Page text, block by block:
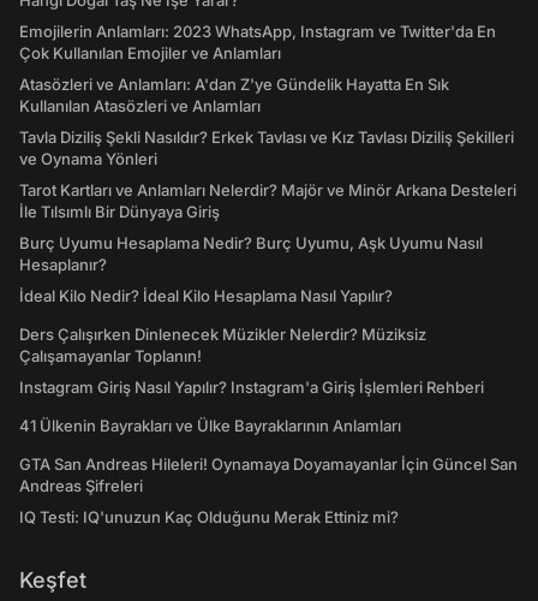
Emojilerin Anlamları: 2023 WhatsApp, Instagram ve Twitter'da En
Çok Kullanılan Emojiler ve Anlamları
Atasözleri ve Anlamları: A'dan Z'ye Gündelik Hayatta En Sık
Kullanılan Atasözleri ve Anlamları
Tavla Diziliş Şekli Nasıldır? Erkek Tavlası ve Kız Tavlası Diziliş Şekilleri
ve Oynama Yönleri
Tarot Kartları ve Anlamları Nelerdir? Majör ve Minör Arkana Desteleri
İle Tılsımlı Bir Dünyaya Giriş
Burç Uyumu Hesaplama Nedir? Burç Uyumu, Aşk Uyumu Nasıl
Hesaplanır?
İdeal Kilo Nedir? İdeal Kilo Hesaplama Nasıl Yapılır?
Ders Çalışırken Dinlenecek Müzikler Nelerdir? Müziksiz
Çalışamayanlar Toplanın!
Instagram Giriş Nasıl Yapılır? Instagram'a Giriş İşlemleri Rehberi
41 Ülkenin Bayrakları ve Ülke Bayraklarının Anlamları
GTA San Andreas Hileleri! Oynamaya Doyamayanlar İçin Güncel San
Andreas Şifreleri
IQ Testi: IQ'unuzun Kaç Olduğunu Merak Ettiniz mi?
Keşfet